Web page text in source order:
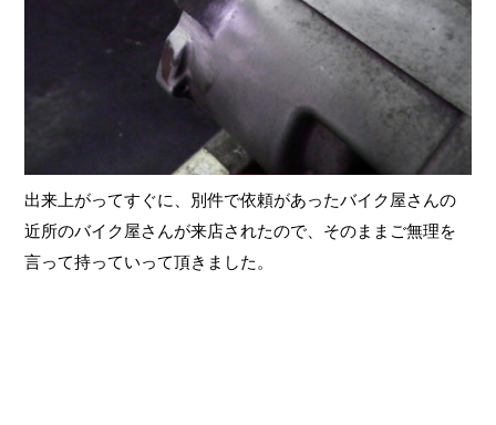
出来上がってすぐに、別件で依頼があったバイク屋さんの
近所のバイク屋さんが来店されたので、そのままご無理を
言って持っていって頂きました。